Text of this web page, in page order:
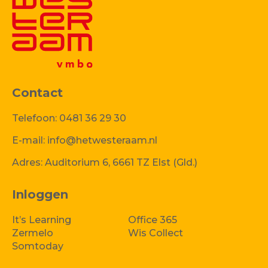
Inloggen
It’s Learning
Office 365
Zermelo
Wis Collect
Somtoday
Contact
Telefoon: 0481 36 29 30
E-mail: info@hetwesteraam.nl
Adres: Auditorium 6, 6661 TZ Elst (Gld.)